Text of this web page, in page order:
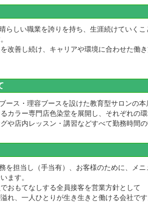
らしい職業を誇りを持ち、生涯続けていくこ
改善し続け、キャリアや環境に合わせた働
ース・理容ブースを設けた教育型サロンの
カラー専門店色染堂を展開し、それぞれの
や店内レッスン・講習などすべて勤務時間の
を担当し（手当有）、お客様のために、メ
ます。
おもてなしする全員接客を営業方針として
れ、一人ひとりが生き生きと働ける会社です